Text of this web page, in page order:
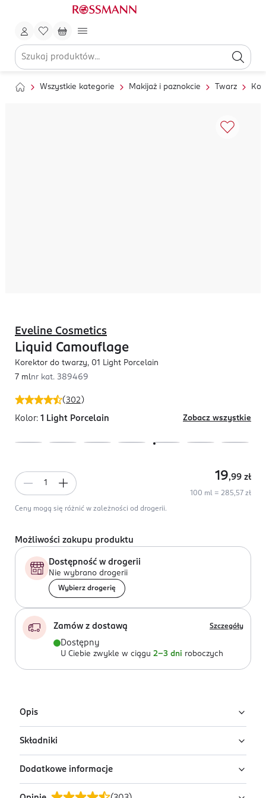
Wszystkie kategorie Makijaż i paznokcie Twarz
(302 )
Eveline Cosmetics
Liquid Camouflage
Korektor do twarzy, 01 Light Porcelain
7 mlnr kat. 389469
Kolor: 1 Light Porcelain Zobacz wszystkie
19,99 zł
100 ml = 285,57 zł
Ceny mogą się różnić w zależności od drogerii.
Możliwości zakupu produktu
Dostępność w drogerii
Nie wybrano drogerii
Wybierz drogerię
Zamów z dostawą Szczegóły
Dostępny
U Ciebie zwykle w ciągu 2-3 dni roboczych
Opis
Nowa odsłona znanego i lubianego korektora Liquid
Camuflage idealnie kryje niedoskonałości i jest
jednocześnie na tyle delikatna, że sprawdzi się w
okolicach oczu.
Składniki
Ingredients: : AQUA, CYCLOPENTASILOXANE, BUTYLENE
GLYCOL, KAOLIN, ISODODECANE, GLYCERIN,
Dodatkowe informacje